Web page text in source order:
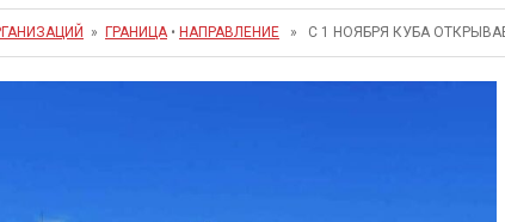
» ГРАНИЦА• НАПРАВЛЕНИЕ » С 1 НОЯБРЯ КУБА